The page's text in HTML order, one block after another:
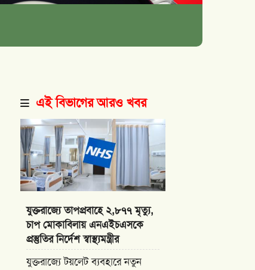
এই বিভাগের আরও খবর
যুক্তরাজ্যে তাপপ্রবাহে ২,৮৭৭ মৃত্যু,
চাপ মোকাবিলায় এনএইচএসকে
প্রস্তুতির নির্দেশ স্বাস্থ্যমন্ত্রীর
যুক্তরাজ্যে টয়লেট ব্যবহারে নতুন